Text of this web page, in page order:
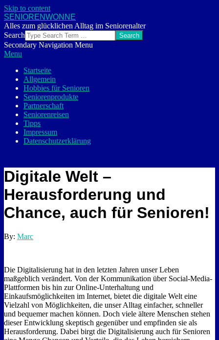
Skip to content
SENIORENWONNE
Alles zum glücklichen Alltag im Seniorenalter
Search
Secondary Navigation Menu
Menu
Startseite
Allgemein
Hobbies für Senioren
Seniorenprodukte
Partnerschaft
Seniorenreisen
Tipps
Impressum
Datenschutzerklärung
Digitale Welt –
Herausforderung und
Chance, auch für Senioren!
By: Marc
Die Digitalisierung hat in den letzten Jahren unser Leben
maßgeblich verändert. Von der Kommunikation über Social-Media-
Plattformen bis hin zur Online-Unterhaltung und
Einkaufsmöglichkeiten im Internet, bietet die digitale Welt eine
Vielzahl von Möglichkeiten, die unser Alltag einfacher, schneller
und bequemer machen können. Doch viele ältere Menschen stehen
dieser Entwicklung skeptisch gegenüber und empfinden sie als
Herausforderung. Dabei birgt die Digitalisierung auch für Senioren